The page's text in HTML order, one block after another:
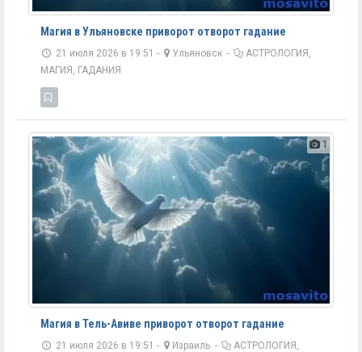
Магия в Ульяновске приворот отворот гадание
21 июля 2026 в 19:51 - Ульяновск -
АСТРОЛОГИЯ,
МАГИЯ, ГАДАНИЯ
1
Магия в Тель-Авиве приворот отворот гадание
21 июля 2026 в 19:51 - Израиль -
АСТРОЛОГИЯ,